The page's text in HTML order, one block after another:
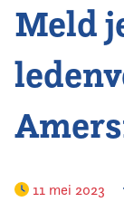
Home
Agenda
Nieuws
Meld
11 mei 2023